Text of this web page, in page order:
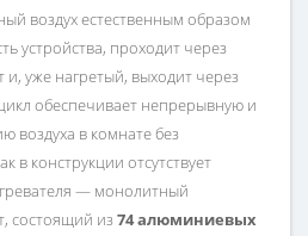
воздух естественным образом
устройства, проходит через
и, уже нагретый, выходит через
обеспечивает непрерывную и
воздуха в комнате без
в конструкции отсутствует
— монолитный
состоящий из 74 алюминиевых